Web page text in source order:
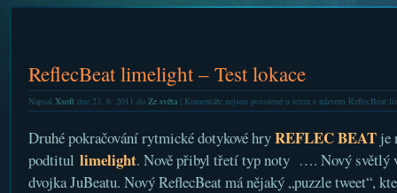
ReflecBeat limelight – Test lokace
Napsal Xsoftdne 23. 6. 2011 do Ze světa| Komentáře nejsou povolenéu textu s názvem ReflecBeat
Druhé pokračování rytmické dotykové hryREFLEC BEATje
podtitul limelight. Nově přibyl třetí typ noty …. Nový světlý
dvojka JuBeatu. Nový ReflecBeat má nějaký „puzzle tweet“,